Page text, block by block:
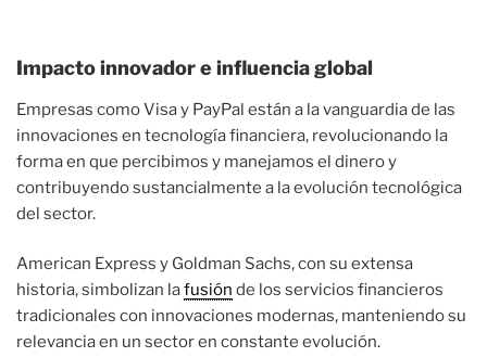
Impacto innovador e influencia global
Empresas como Visa y PayPal están a la vanguardia de las
innovaciones en tecnología financiera, revolucionando la
forma en que percibimos y manejamos el dinero y
contribuyendo sustancialmente a la evolución tecnológica
del sector.
American Express y Goldman Sachs, con su extensa
historia, simbolizan lafusión de los servicios financieros
tradicionales con innovaciones modernas, manteniendo su
relevancia en un sector en constante evolución.